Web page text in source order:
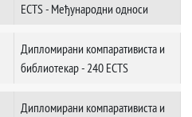
ECTS - Међународни односи
Дипломирани компаративиста и
библиотекар - 240 ECTS
Дипломирани компаративиста и